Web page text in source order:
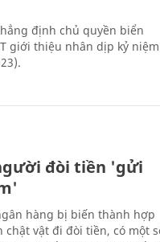
định chủ quyền biển
giới thiệu nhân dịp kỷ niệm
đòi tiền 'gửi
hàng bị biến thành hợp
vật đi đòi tiền, có một